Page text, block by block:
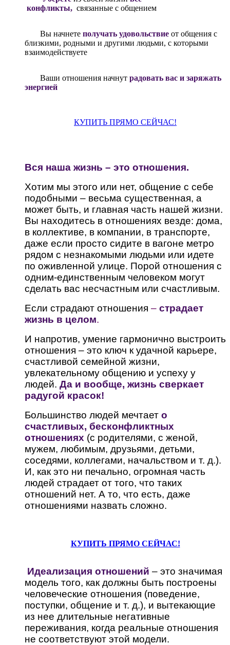
конфликты, связанные с общением
Вы начнете получать удовольствие от общения с
близкими, родными и другими людьми, с которыми
взаимодействуете
Ваши отношения начнут радовать вас и заряжать
энергией
КУПИТЬ ПРЯМО СЕЙЧАС!
Вся наша жизнь – это отношения.
Хотим мы этого или нет, общение с себе
подобными – весьма существенная, а
может быть, и главная часть нашей жизни.
Вы находитесь в отношениях везде: дома,
в коллективе, в компании, в транспорте,
даже если просто сидите в вагоне метро
рядом с незнакомыми людьми или идете
по оживленной улице. Порой отношения с
одним-единственным человеком могут
сделать вас несчастным или счастливым.
Если страдают отношения – страдает
жизнь в целом.
И напротив, умение гармонично выстроить
отношения – это ключ к удачной карьере,
счастливой семейной жизни,
увлекательному общению и успеху у
людей. Да и вообще, жизнь сверкает
радугой красок!
Большинство людей мечтает о
счастливых, бесконфликтных
отношениях (с родителями, с женой,
мужем, любимым, друзьями, детьми,
соседями, коллегами, начальством и т. д.).
И, как это ни печально, огромная часть
людей страдает от того, что таких
отношений нет. А то, что есть, даже
отношениями назвать сложно.
КУПИТЬ ПРЯМО СЕЙЧАС!
Идеализация отношений – это значимая
модель того, как должны быть построены
человеческие отношения (поведение,
поступки, общение и т. д.), и вытекающие
из нее длительные негативные
переживания, когда реальные отношения
не соответствуют этой модели.